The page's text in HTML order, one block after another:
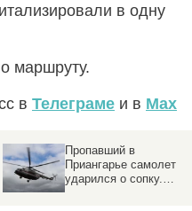
в одну
маршруту.
в Телеграме и в Max
Пропавший в
Приангарье самолет
ударился о сопку.